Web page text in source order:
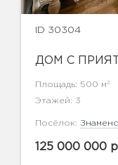
ID 30304
ДОМ С
Площадь: 500 м 2
Этажей: 3
Посёлок:
125 000 000